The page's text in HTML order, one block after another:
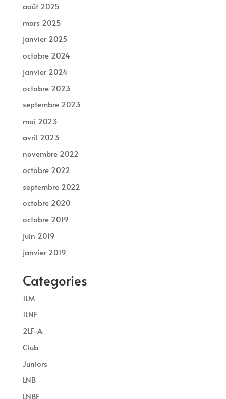
août 2025
mars 2025
janvier 2025
octobre 2024
janvier 2024
octobre 2023
septembre 2023
mai 2023
avril 2023
novembre 2022
octobre 2022
septembre 2022
octobre 2020
octobre 2019
juin 2019
janvier 2019
Categories
1LM
1LNF
2LF-A
Club
Juniors
LNB
LNBF